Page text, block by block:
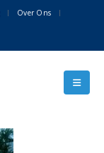
Over Ons